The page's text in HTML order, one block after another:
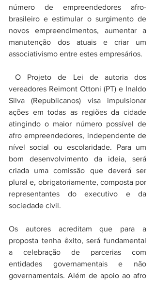
número de empreendedores afro-
brasileiro e estimular o surgimento de
novos empreendimentos, aumentar a
manutenção dos atuais e criar um
associativismo entre estes empresários.
O Projeto de Lei de autoria dos
vereadores Reimont Ottoni (PT) e Inaldo
Silva (Republicanos) visa impulsionar
ações em todas as regiões da cidade
atingindo o maior número possível de
afro empreendedores, independente de
nível social ou escolaridade. Para um
bom desenvolvimento da ideia, será
criada uma comissão que deverá ser
plural e, obrigatoriamente, composta por
representantes do executivo e da
sociedade civil.
Os autores acreditam que para a
proposta tenha êxito, será fundamental
a celebração de parcerias com
entidades governamentais e não
governamentais. Além de apoio ao afro